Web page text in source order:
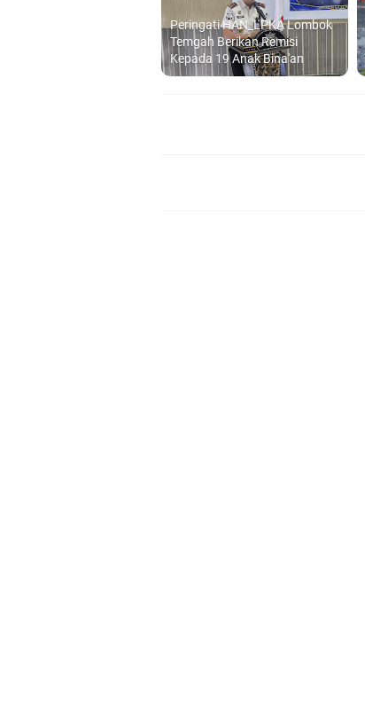
Peringati HAN_LPKA Lombok
Temgah Berikan Remisi
Kepada 19 Anak Bina'an